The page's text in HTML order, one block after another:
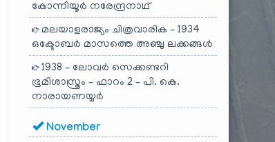
കോന്നിയൂർ നരേന്ദ്രനാഥ്
മലയാളരാജ്യം ചിത്രവാരിക – 1934
ഒക്ടോബർ മാസത്തെ അഞ്ചു ലക്കങ്ങൾ
1938 – ലോവർ സെക്കണ്ടറി
ഭൂമിശാസ്ത്രം – ഫാറം 2 – പി. കെ.
നാരായണയ്യർ
November